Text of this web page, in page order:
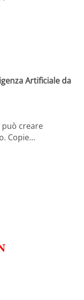
Artificiale da
creare
Copie…